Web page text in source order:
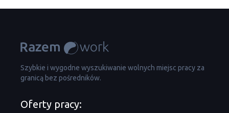
Szybkie i wygodne wyszukiwanie wolnych miejsc pracy za
granicą bez pośredników.
Oferty pracy: